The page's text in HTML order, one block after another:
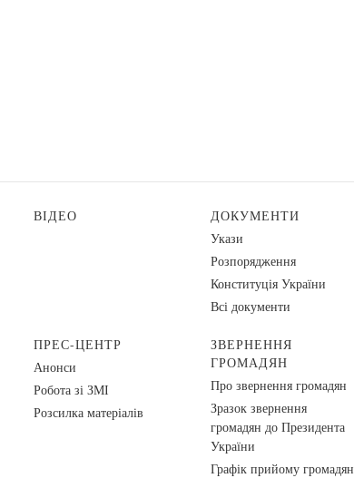
ВІДЕО
ДОКУМЕНТИ
Укази
Розпорядження
Конституція України
Всі документи
ПРЕС-ЦЕНТР
Анонси
Робота зі ЗМІ
Розсилка матеріалів
ЗВЕРНЕННЯ
ГРОМАДЯН
Про звернення громадян
Зразок звернення
громадян до Президента
України
Графік прийому громадян